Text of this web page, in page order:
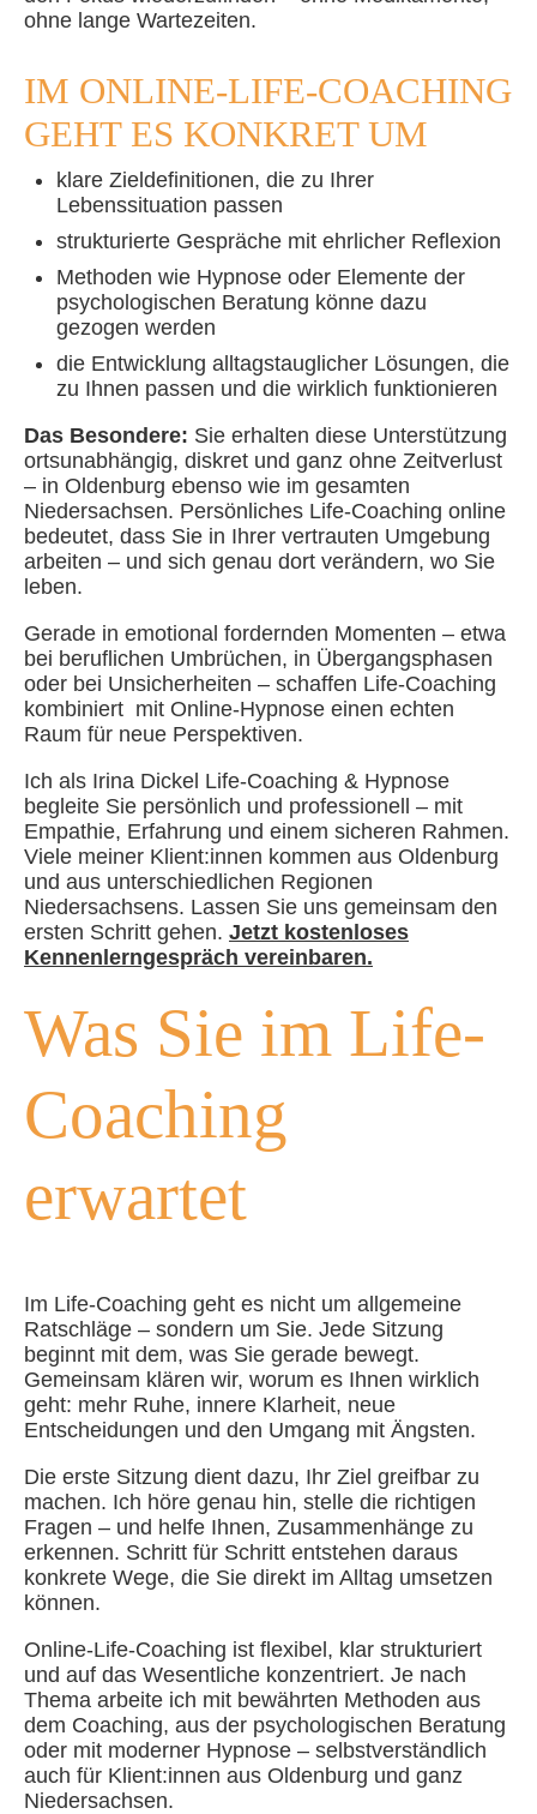
ohne lange Wartezeiten.
IM ONLINE-LIFE-COACHING
GEHT ES KONKRET UM
klare Zieldefinitionen, die zu Ihrer
Lebenssituation passen
strukturierte Gespräche mit ehrlicher Reflexion
Methoden wie Hypnose oder Elemente der
psychologischen Beratung könne dazu
gezogen werden
die Entwicklung alltagstauglicher Lösungen, die
zu Ihnen passen und die wirklich funktionieren
Das Besondere: Sie erhalten diese Unterstützung
ortsunabhängig, diskret und ganz ohne Zeitverlust
– in Oldenburg ebenso wie im gesamten
Niedersachsen. Persönliches Life-Coaching online
bedeutet, dass Sie in Ihrer vertrauten Umgebung
arbeiten – und sich genau dort verändern, wo Sie
leben.
Gerade in emotional fordernden Momenten – etwa
bei beruflichen Umbrüchen, in Übergangsphasen
oder bei Unsicherheiten – schaffen Life-Coaching
kombiniert mit Online-Hypnose einen echten
Raum für neue Perspektiven.
Ich als Irina Dickel Life-Coaching & Hypnose
begleite Sie persönlich und professionell – mit
Empathie, Erfahrung und einem sicheren Rahmen.
Viele meiner Klient:innen kommen aus Oldenburg
und aus unterschiedlichen Regionen
Niedersachsens. Lassen Sie uns gemeinsam den
ersten Schritt gehen. Jetzt kostenloses
Kennenlerngespräch vereinbaren.
Was Sie im Life-
Coaching
erwartet
Im Life-Coaching geht es nicht um allgemeine
Ratschläge – sondern um Sie. Jede Sitzung
beginnt mit dem, was Sie gerade bewegt.
Gemeinsam klären wir, worum es Ihnen wirklich
geht: mehr Ruhe, innere Klarheit, neue
Entscheidungen und den Umgang mit Ängsten.
Die erste Sitzung dient dazu, Ihr Ziel greifbar zu
machen. Ich höre genau hin, stelle die richtigen
Fragen – und helfe Ihnen, Zusammenhänge zu
erkennen. Schritt für Schritt entstehen daraus
konkrete Wege, die Sie direkt im Alltag umsetzen
können.
Online-Life-Coaching ist flexibel, klar strukturiert
und auf das Wesentliche konzentriert. Je nach
Thema arbeite ich mit bewährten Methoden aus
dem Coaching, aus der psychologischen Beratung
oder mit moderner Hypnose – selbstverständlich
auch für Klient:innen aus Oldenburg und ganz
Niedersachsen.